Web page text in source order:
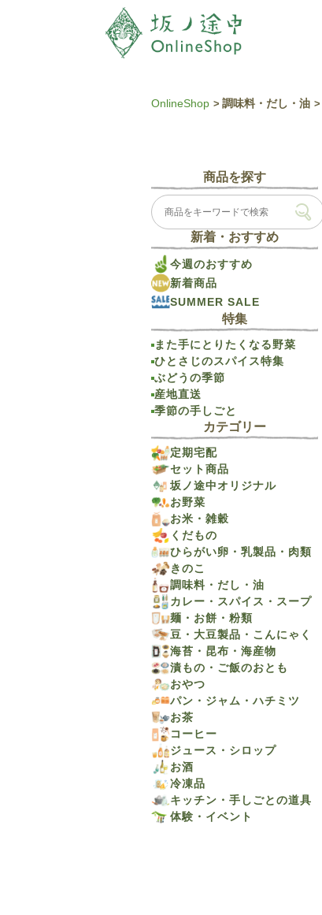
OnlineShop 調味料・だし・油
商品を探す
新着・おすすめ
今週のおすすめ
新着商品
SUMMER SALE
特集
また手にとりたくなる野菜
ひとさじのスパイス特集
ぶどうの季節
産地直送
季節の手しごと
カテゴリー
定期宅配
セット商品
坂ノ途中オリジナル
お野菜
お米・雑穀
くだもの
ひらがい卵・乳製品・肉類
きのこ
調味料・だし・油
カレー・スパイス・スープ
麺・お餅・粉類
豆・大豆製品・こんにゃく
海苔・昆布・海産物
漬もの・ご飯のおとも
おやつ
パン・ジャム・ハチミツ
お茶
コーヒー
ジュース・シロップ
お酒
冷凍品
キッチン・手しごとの道具
体験・イベント